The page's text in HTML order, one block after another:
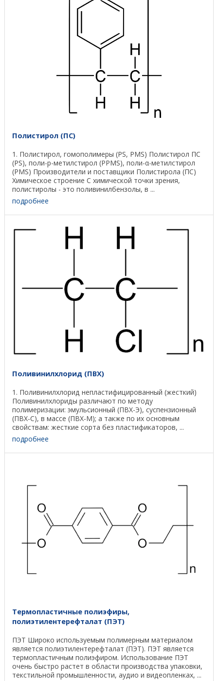
Полистирол (ПС)
1. Полистирол, гомополимеры (PS, PMS) Полистирол ПС
(PS), поли-p-метилстирол (PPMS), поли-α-метилстирол
(PMS) Производители и поставщики Полистирола (ПС)
Химическое строение С химической точки зрения,
полистиролы - это поливинилбензолы, в ...
подробнее
Поливинилхлорид (ПВХ)
1. Поливинилхлорид непластифицированный (жесткий)
Поливинилхлориды различают по методу
полимеризации: эмульсионный (ПВХ-Э), суспензионный
(ПВХ-С), в массе (ПВХ-М); а также по их основным
свойствам: жесткие сорта без пластификаторов, ...
подробнее
Термопластичные полиэфиры,
полиэтилентерефталат (ПЭТ)
ПЭТ Широко используемым полимерным материалом
является полиэтилентерефталат (ПЭТ). ПЭТ является
термопластичным полиэфиром. Использование ПЭТ
очень быстро растет в области производства упаковки,
текстильной промышленности, аудио и видеопленках, ...